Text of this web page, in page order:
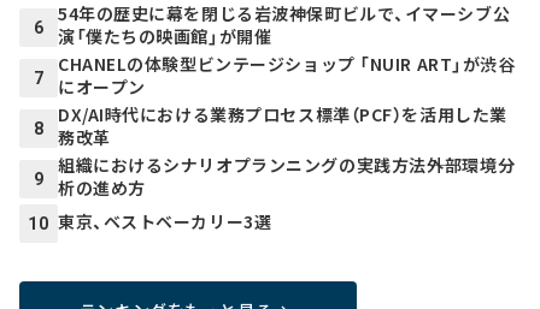
6
54年の歴史に幕を閉じる岩波神保町ビルで、イマーシブ公
演「僕たちの映画館」が開催
7
CHANELの体験型ビンテージショップ 「NUIR ART」が渋谷
にオープン
8
DX/AI時代における業務プロセス標準（PCF）を活用した業
務改革
9
組織におけるシナリオプランニングの実践方法――外部環境分
析の進め方
10 東京、ベストベーカリー3選